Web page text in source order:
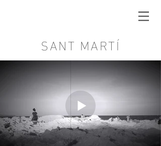
SANT MARTÍ